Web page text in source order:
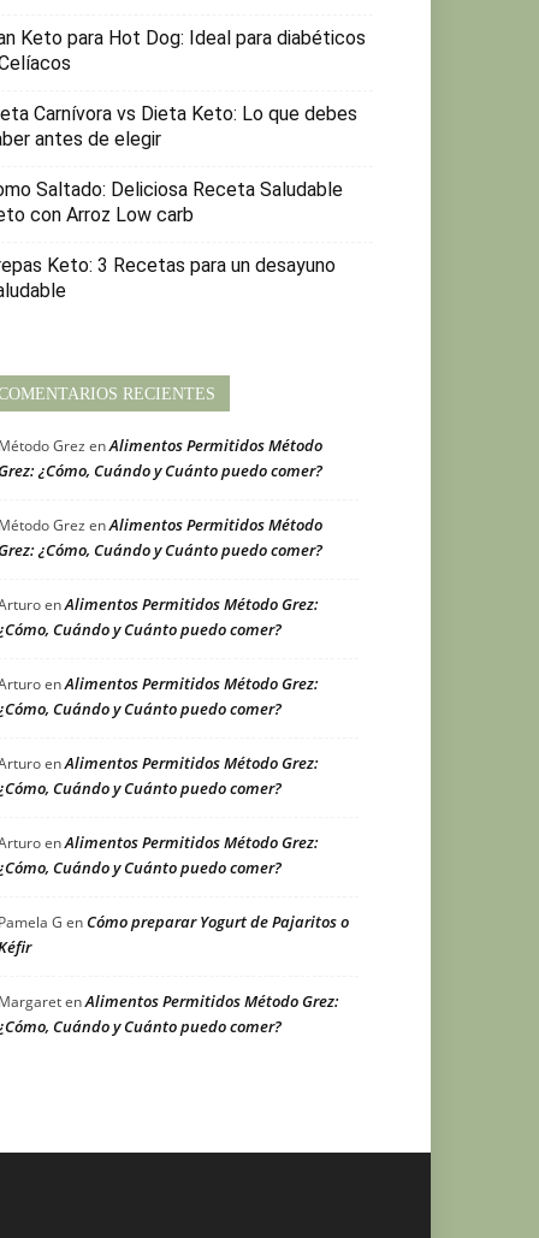
Keto para Hot Dog: Ideal para diabéticos
Carnívora vs Dieta Keto: Lo que debes
antes de elegir
Saltado: Deliciosa Receta Saludable
con Arroz Low carb
Keto: 3 Recetas para un desayuno
RECIENTES
Método Grez enAlimentos Permitidos Método
¿Cómo, Cuándo y Cuánto puedo comer?
Método Grez enAlimentos Permitidos Método
¿Cómo, Cuándo y Cuánto puedo comer?
enAlimentos Permitidos Método Grez:
Cuándo y Cuánto puedo comer?
enAlimentos Permitidos Método Grez:
Cuándo y Cuánto puedo comer?
enAlimentos Permitidos Método Grez:
Cuándo y Cuánto puedo comer?
enAlimentos Permitidos Método Grez:
Cuándo y Cuánto puedo comer?
Pamela G enCómo preparar Yogurt de Pajaritos o
MargaretenAlimentos Permitidos Método Grez:
Cuándo y Cuánto puedo comer?